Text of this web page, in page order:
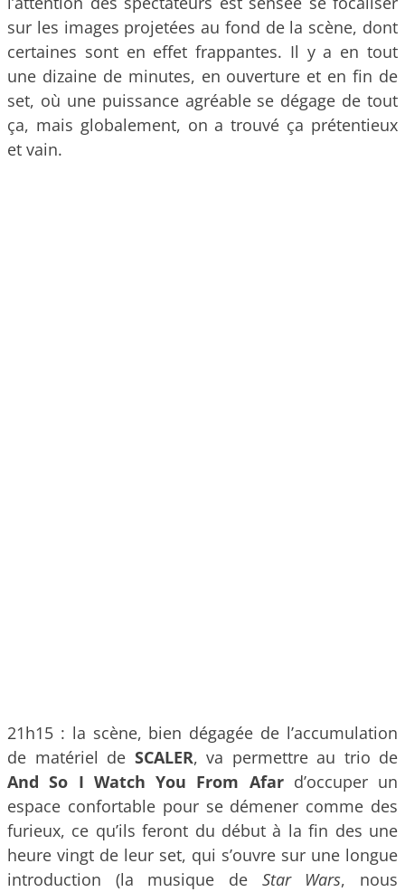
sur les images projetées au fond de la scène, dont
certaines sont en effet frappantes. Il y a en tout
une dizaine de minutes, en ouverture et en fin de
set, où une puissance agréable se dégage de tout
ça, mais globalement, on a trouvé ça prétentieux
et vain.
21h15 : la scène, bien dégagée de l’accumulation
de matériel de SCALER, va permettre au trio de
And So I Watch You From Afard’occuper un
espace confortable pour se démener comme des
furieux, ce qu’ils feront du début à la fin des une
heure vingt de leur set, qui s’ouvre sur une longue
introduction (la musique de Star Wars, nous